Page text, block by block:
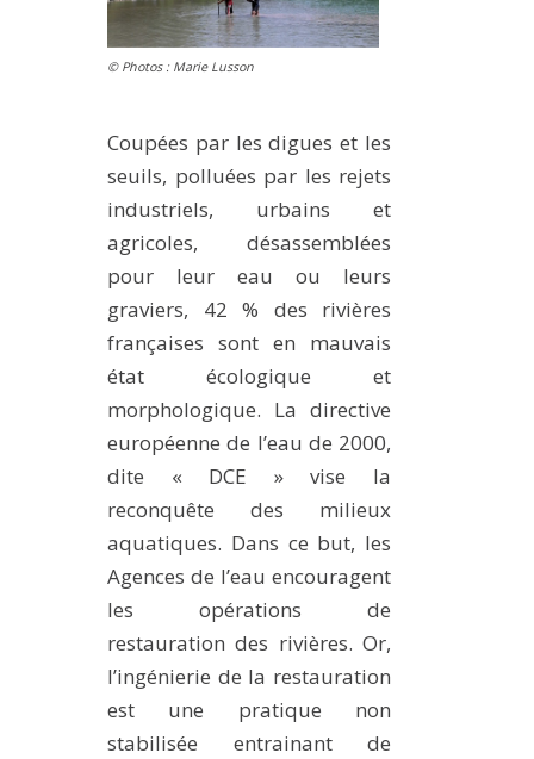
THEMATIC NOTES
FOR THE PUBLIC
© Photos : Marie Lusson
Coupées par les digues et les
seuils, polluées par les rejets
industriels, urbains et
agricoles, désassemblées
pour leur eau ou leurs
graviers, 42 % des rivières
françaises sont en mauvais
état écologique et
morphologique. La directive
européenne de l’eau de 2000,
dite « DCE » vise la
reconquête des milieux
aquatiques. Dans ce but, les
Agences de l’eau encouragent
les opérations de
restauration des rivières. Or,
l’ingénierie de la restauration
est une pratique non
stabilisée entrainant de